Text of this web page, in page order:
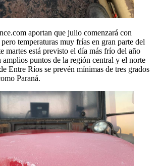
aportan que julio comenzará con
temperaturas muy frías en gran parte del
martes está previsto el día más frío del año
amplios puntos de la región central y el norte
Entre Ríos se prevén mínimas de tres grados
Paraná.